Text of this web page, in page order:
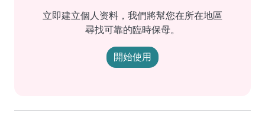
立即建立個人资料，我們將幫您在所在地區
尋找可靠的臨時保母。
開始使用